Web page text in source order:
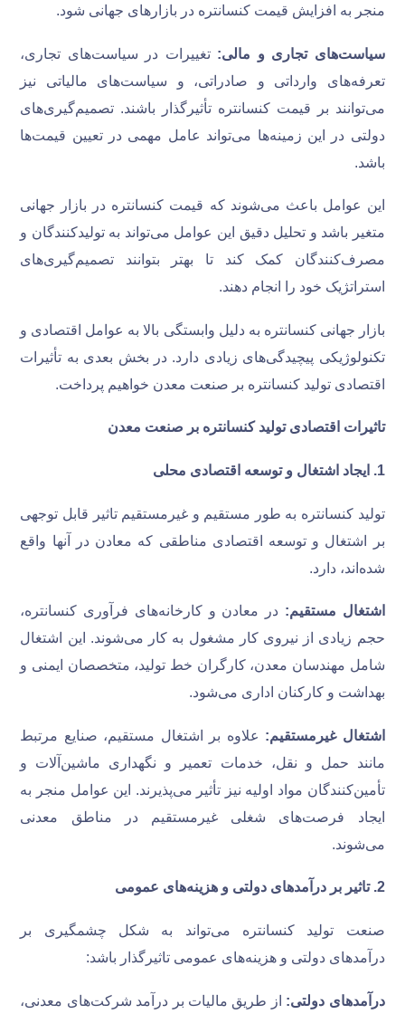
منجر به افزایش قیمت کنسانتره در بازارهای جهانی شود.
سیاست‌های تجاری و مالی: تغییرات در سیاست‌های تجاری،
تعرفه‌های وارداتی و صادراتی، و سیاست‌های مالیاتی نیز
می‌توانند بر قیمت کنسانتره تأثیرگذار باشند. تصمیم‌گیری‌های
دولتی در این زمینه‌ها می‌تواند عامل مهمی در تعیین قیمت‌ها
باشد.
این عوامل باعث می‌شوند که قیمت کنسانتره در بازار جهانی
متغیر باشد و تحلیل دقیق این عوامل می‌تواند به تولیدکنندگان و
مصرف‌کنندگان کمک کند تا بهتر بتوانند تصمیم‌گیری‌های
استراتژیک خود را انجام دهند.
بازار جهانی کنسانتره به دلیل وابستگی بالا به عوامل اقتصادی و
تکنولوژیکی پیچیدگی‌های زیادی دارد. در بخش بعدی به تأثیرات
اقتصادی تولید کنسانتره بر صنعت معدن خواهیم پرداخت.
تاثیرات اقتصادی تولید کنسانتره بر صنعت معدن
1
. ایجاد اشتغال و توسعه اقتصادی محلی
تولید کنسانتره به طور مستقیم و غیرمستقیم تاثیر قابل توجهی
بر اشتغال و توسعه اقتصادی مناطقی که معادن در آنها واقع
شده‌اند، دارد.
اشتغال مستقیم: در معادن و کارخانه‌های فرآوری کنسانتره،
حجم زیادی از نیروی کار مشغول به کار می‌شوند. این اشتغال
شامل مهندسان معدن، کارگران خط تولید، متخصصان ایمنی و
بهداشت و کارکنان اداری می‌شود.
اشتغال غیرمستقیم: علاوه بر اشتغال مستقیم، صنایع مرتبط
مانند حمل و نقل، خدمات تعمیر و نگهداری ماشین‌آلات و
تأمین‌کنندگان مواد اولیه نیز تأثیر می‌پذیرند. این عوامل منجر به
ایجاد فرصت‌های شغلی غیرمستقیم در مناطق معدنی
می‌شوند.
2
.تاثیر بر درآمدهای دولتی و هزینه‌های عمومی
صنعت تولید کنسانتره می‌تواند به شکل چشمگیری بر
درآمدهای دولتی و هزینه‌های عمومی تاثیرگذار باشد:
درآمدهای دولتی: از طریق مالیات بر درآمد شرکت‌های معدنی،